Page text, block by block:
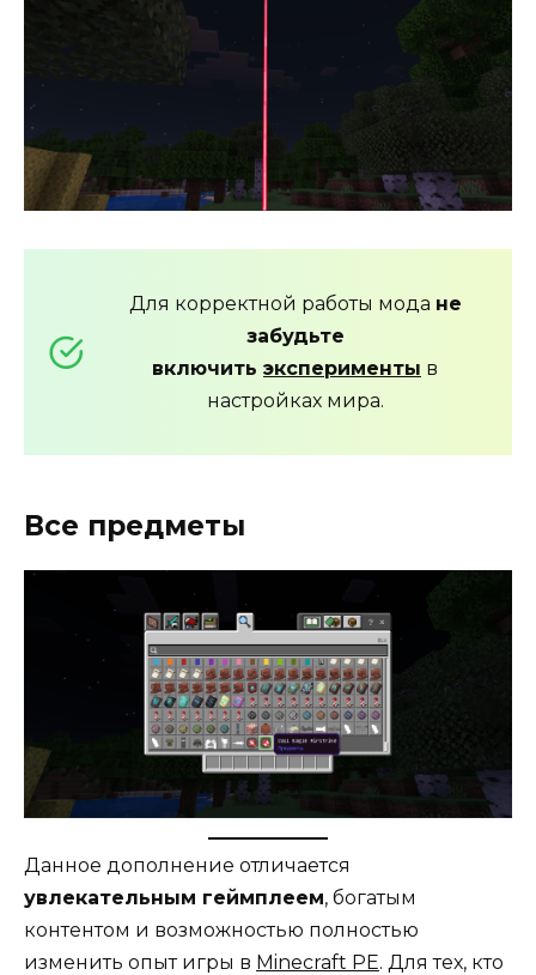
Для корректной работы мода не
забудьте
включить эксперименты в
настройках мира.
Все предметы
Данное дополнение отличается
увлекательным геймплеем, богатым
контентом и возможностью полностью
изменить опыт игры в Minecraft PE. Для тех, кто